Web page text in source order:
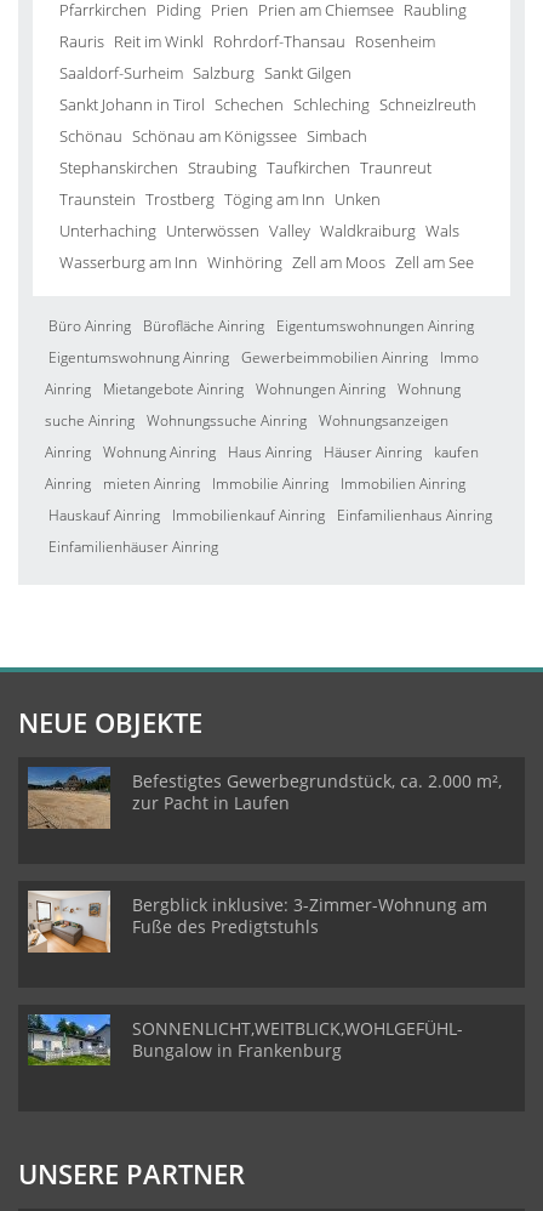
Pfarrkirchen Piding Prien Prien am Chiemsee Raubling
Rauris Reit im Winkl Rohrdorf-Thansau Rosenheim
Saaldorf-Surheim Salzburg Sankt Gilgen
Sankt Johann in Tirol Schechen Schleching Schneizlreuth
Schönau Schönau am Königssee Simbach
Stephanskirchen Straubing Taufkirchen Traunreut
Traunstein Trostberg Töging am Inn Unken
Unterhaching Unterwössen Valley Waldkraiburg Wals
Wasserburg am Inn Winhöring Zell am Moos Zell am See
Büro Ainring Bürofläche Ainring
Eigentumswohnungen Ainring
Eigentumswohnung Ainring Gewerbeimmobilien Ainring
Immo
Ainring
Mietangebote Ainring Wohnungen Ainring Wohnung
suche Ainring Wohnungssuche Ainring Wohnungsanzeigen
Ainring Wohnung Ainring Haus Ainring Häuser Ainring
kaufen
Ainring
mieten Ainring Immobilie Ainring
Immobilien Ainring
Hauskauf Ainring
Immobilienkauf Ainring
Einfamilienhaus Ainring
Einfamilienhäuser Ainring
NEUE OBJEKTE
Befestigtes Gewerbegrundstück, ca. 2.000 m²,
zur Pacht in Laufen
Bergblick inklusive: 3-Zimmer-Wohnung am
Fuße des Predigtstuhls
SONNENLICHT,WEITBLICK,WOHLGEFÜHL-
Bungalow in Frankenburg
UNSERE PARTNER